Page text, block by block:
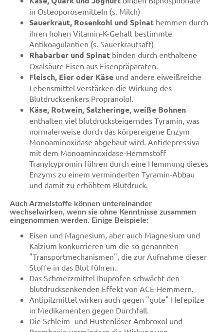
in Osteoporosemitteln (s. Milch)
Sauerkraut, Rosenkohl und Spinat hemmen durch
ihren hohen Vitamin-K-Gehalt bestimmte
Antikoagulantien (s. Sauerkrautsaft)
Rhabarber und Spinat binden durch enthaltene
Oxalsäure Eisen aus Eisenpräparaten.
Fleisch, Eier oder Käse und andere eiweißreiche
Lebensmittel verstärken die Wirkung des
Blutdrucksenkers Propranolol.
Käse, Rotwein, Salzheringe, weiße Bohnen
enthalten viel blutdrucksteigerndes Tyramin, was
normalerweise durch das körpereigene Enzym
Monoaminoxidase abgebaut wird. Antidepressiva
mit dem Monoaminoxidase-Hemmstoff
Tranylcypromin führen durch eine Hemmung dieses
Enzyms zu einem verminderten Tyramin-Abbau
und damit zu erhöhtem Blutdruck.
Auch Arzneistoffe können untereinander
wechselwirken, wenn sie ohne Kenntnisse zusammen
eingenommen werden. Einige Beispiele:
Eisen und Magnesium, aber auch Magnesium und
Kalzium konkurrieren um die so genannten
"Transportmechanismen", die zur Aufnahme dieser
Stoffe in das Blut führen.
Das Schmerzmittel Ibuprofen schwächt den
blutdrucksenkenden Effekt von ACE-Hemmern.
Antipilzmittel wirken auch gegen "gute" Hefepilze
in Medikamenten gegen Durchfall.
Die Schleim- und Hustenlöser Ambroxol und